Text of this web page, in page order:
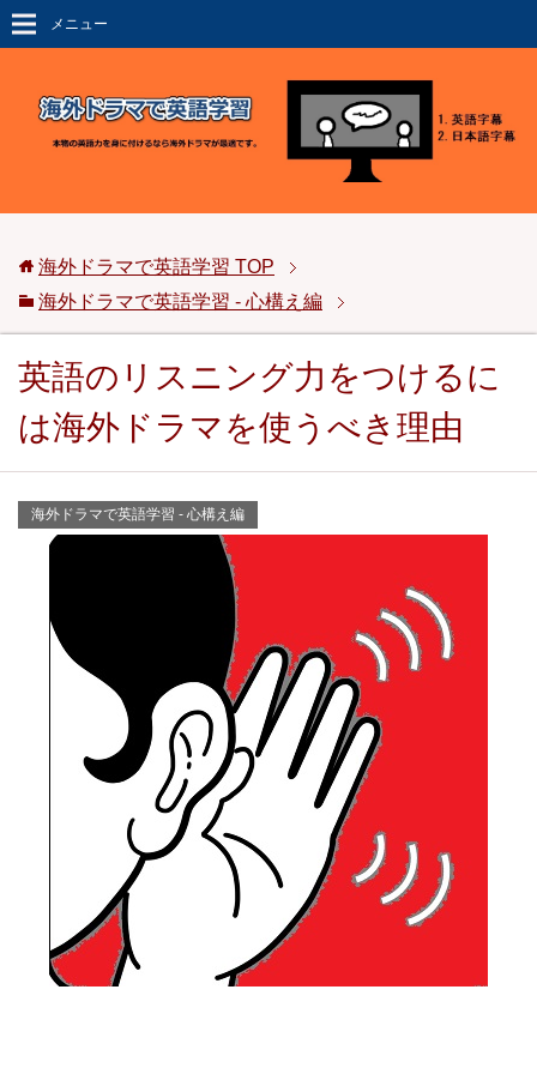
メニュー
海外ドラマで英語学習 TOP
海外ドラマで英語学習 - 心構え編
英語のリスニング力をつけるに
は海外ドラマを使うべき理由
海外ドラマで英語学習 - 心構え編